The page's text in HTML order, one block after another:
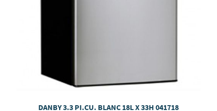
DANBY 3.3 PI.CU. BLANC 18L X 33H 041718